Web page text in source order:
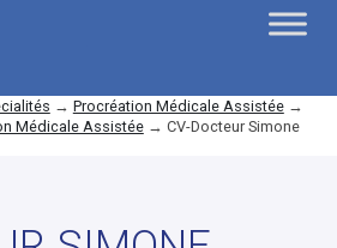
→ Procréation Médicale Assistée→
Médicale Assistée→ CV-Docteur Simone